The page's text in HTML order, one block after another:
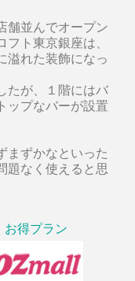
舗並んでオープン
ト東京銀座は、
溢れた装飾になっ
たが、１階にはバ
ップなバーが設置
まずかなといった
題なく使えると思
お得プラン